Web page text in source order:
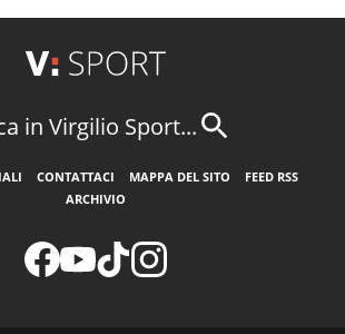
in Virgilio Sport...
CONTATTACI MAPPA DEL SITO
FEED RSS
ARCHIVIO